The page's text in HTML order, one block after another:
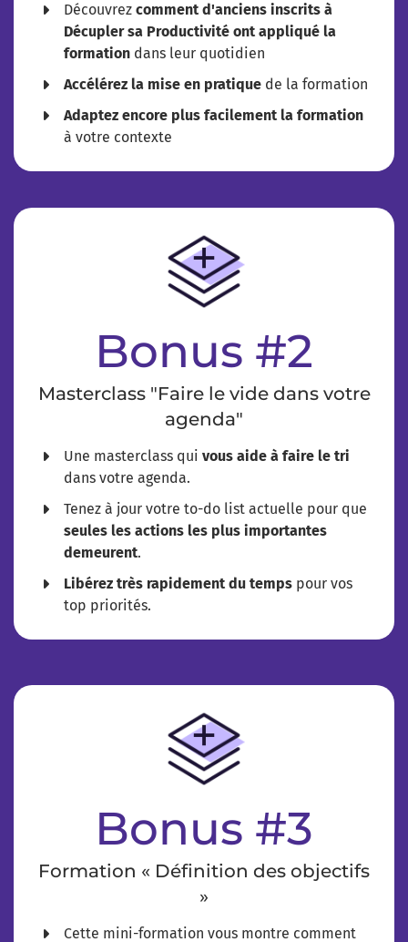
​Découvrez comment d'anciens inscrits à
Décupler sa Productivité ont appliqué la
formation dans leur quotidien
Accélérez la mise en pratique de la formation
Adaptez encore plus facilement la formation
à votre contexte
Bonus #2
Masterclass "Faire le vide dans votre
agenda"
​Une masterclass qui vous aide à faire le tri
dans votre agenda.
Tenez à jour votre to-do list actuelle pour que
seules les actions les plus importantes
demeurent.
Libérez très rapidement du temps pour vos
top priorités.
Bonus #3
Formation « Définition des objectifs
»
​Cette mini-formation vous montre comment